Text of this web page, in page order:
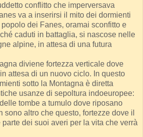
conflitto che imperversava
va a inserirsi il mito dei dormienti
dei Fanes, oramai sconfitto e
caduti in battaglia, si nascose nelle
alpine, in attesa di una futura
diviene fortezza verticale dove
attesa di un nuovo ciclo. In questo
sotto la Montagna è diretta
usanze di sepoltura indoeuropee:
tombe a tumulo dove riposano
sono altro che questo, fortezze dove il
dei suoi averi per la vita che verrà